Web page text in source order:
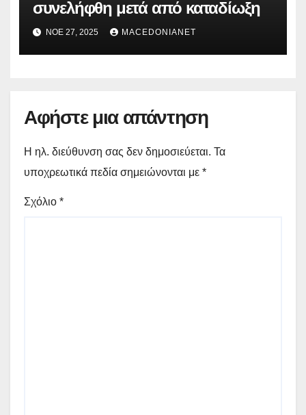
συνελήφθη μετά από καταδίωξη
ΝΟΈ 27, 2025 MACEDONIANET
Αφήστε μια απάντηση
Η ηλ. διεύθυνση σας δεν δημοσιεύεται. Τα
υποχρεωτικά πεδία σημειώνονται με *
Σχόλιο *